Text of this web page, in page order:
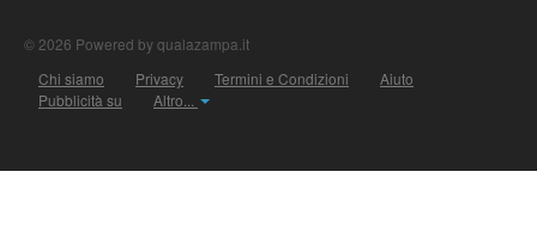
© 2026 Powered by qualazampa.it
Chi siamo
Privacy Termini e Condizioni
Aiuto
Pubblicità su
Altro...